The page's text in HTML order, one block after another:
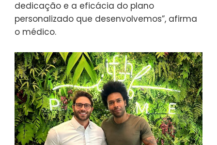
dedicação e a eficácia do plano
personalizado que desenvolvemos”, afirma
o médico.